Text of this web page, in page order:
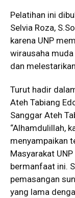
Pelatihan ini
Selvia Roza,
karena UNP
wirausaha
dan
Turut hadir
Ateh Tabiang
Sanggar Ateh
“Alhamdulillah,
menyampaikan
Masyarakat
bermanfaat ini.
pemasangan
yang lama